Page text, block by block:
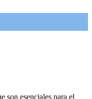
son esenciales para el